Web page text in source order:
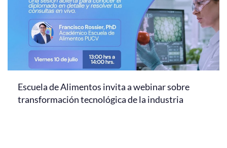
Escuela de Alimentos invita a webinar sobre
transformación tecnológica de la industria